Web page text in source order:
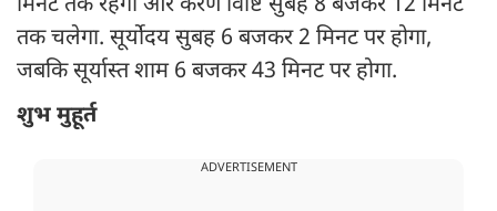
तक चलेगा. सूर्योदय सुबह 6 बजकर 2 मिनट पर होगा,
जबकि सूर्यास्त शाम 6 बजकर 43 मिनट पर होगा.
शुभ मुहूर्त
ADVERTISEMENT